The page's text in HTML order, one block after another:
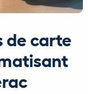
de carte